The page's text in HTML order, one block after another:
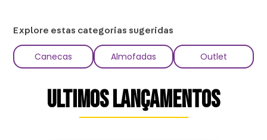
Explore estas categorias sugeridas
Canecas Almofadas Outlet
ULTIMOS LANÇAMENTOS